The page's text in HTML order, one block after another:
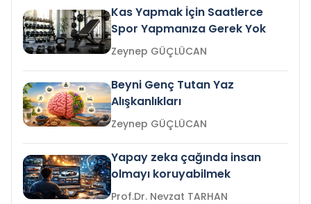
Kas Yapmak İçin Saatlerce
Spor Yapmanıza Gerek Yok
Zeynep GÜÇLÜCAN
Beyni Genç Tutan Yaz
Alışkanlıkları
Zeynep GÜÇLÜCAN
Yapay zeka çağında insan
olmayı koruyabilmek
Prof.Dr. Nevzat TARHAN